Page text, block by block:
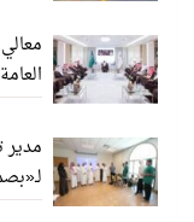
مدير